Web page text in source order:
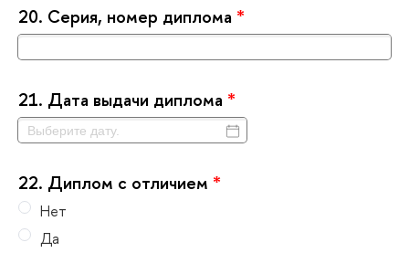
20. Серия, номер диплома *
21. Дата выдачи диплома *
22. Диплом с отличием *
Нет
Да